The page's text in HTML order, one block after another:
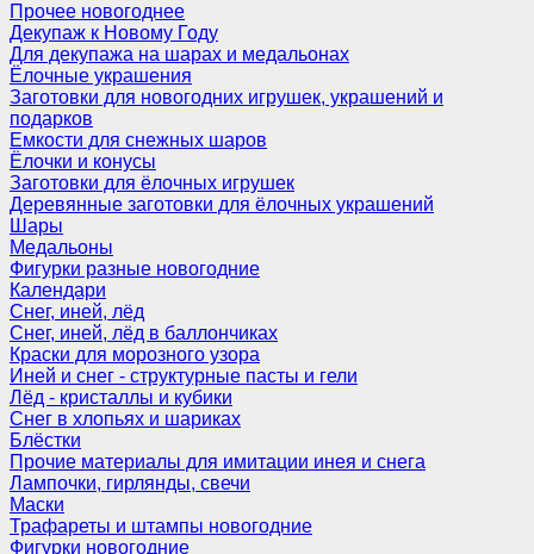
Прочее новогоднее
Декупаж к Новому Году
Для декупажа на шарах и медальонах
Ёлочные украшения
Заготовки для новогодних игрушек, украшений и
подарков
Емкости для снежных шаров
Ёлочки и конусы
Заготовки для ёлочных игрушек
Деревянные заготовки для ёлочных украшений
Шары
Медальоны
Фигурки разные новогодние
Календари
Снег, иней, лёд
Снег, иней, лёд в баллончиках
Краски для морозного узора
Иней и снег - структурные пасты и гели
Лёд - кристаллы и кубики
Снег в хлопьях и шариках
Блёстки
Прочие материалы для имитации инея и снега
Лампочки, гирлянды, свечи
Маски
Трафареты и штампы новогодние
Фигурки новогодние